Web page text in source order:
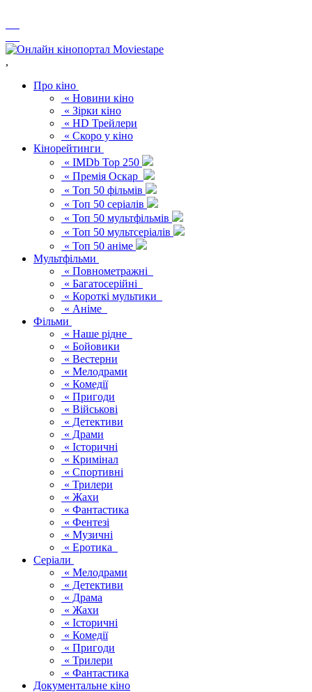
,
Про кіно
« Новини кіно
« Зірки кіно
« HD Трейлери
« Скоро у кіно
Кінорейтинги
« IMDb Top 250
« Премія Оскар
« Топ 50 фільмів
« Топ 50 серіалів
« Топ 50 мультфільмів
« Топ 50 мультсеріалів
« Топ 50 аніме
Мультфільми
« Повнометражні
« Багатосерійні
« Короткі мультики
« Аніме
Фільми
« Наше рідне
« Бойовики
« Вестерни
« Мелодрами
« Комедії
« Пригоди
« Військові
« Детективи
« Драми
« Історичні
« Кримінал
« Спортивні
« Трилери
« Жахи
« Фантастика
« Фентезі
« Музичні
« Еротика
Серіали
« Мелодрами
« Детективи
« Драма
« Жахи
« Історичні
« Комедії
« Пригоди
« Трилери
« Фантастика
Документальне кіно